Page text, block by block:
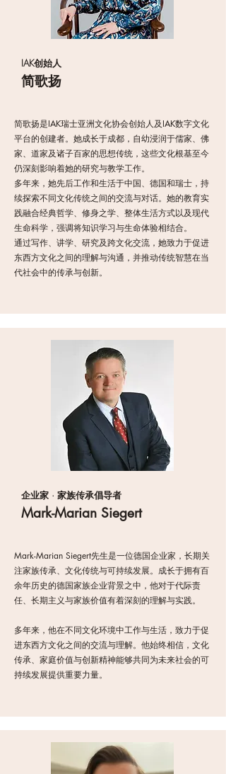
IAK创始人
简歌扬
简歌扬是IAK瑞士亚洲文化协会创始人及IAK数字文化
平台的创建者。她成长于成都，自幼浸润于儒家、佛
家、道家及诸子百家的思想传统，这些文化根基至今
仍深刻影响着她的研究与教学工作。
多年来，她先后工作和生活于中国、德国和瑞士，持
续探索不同文化传统之间的交流与对话。她的教育实
践融合经典哲学、修身之学、整体生活方式以及现代
生命科学，强调将知识学习与生命体验相结合。
通过写作、讲学、研究及跨文化交流，她致力于促进
东西方文化之间的理解与沟通，并推动传统智慧在当
代社会中的传承与创新。
企业家 · 家族传承倡导者
Mark-Marian Siegert
Mark-Marian Siegert先生是一位德国企业家，长期关
注家族传承、文化传统与可持续发展。成长于拥有百
余年历史的德国家族企业背景之中，他对于代际责
任、长期主义与家族价值有着深刻的理解与实践。
多年来，他在不同文化环境中工作与生活，致力于促
进东西方文化之间的交流与理解。他始终相信，文化
传承、家庭价值与创新精神能够共同为未来社会的可
持续发展提供重要力量。